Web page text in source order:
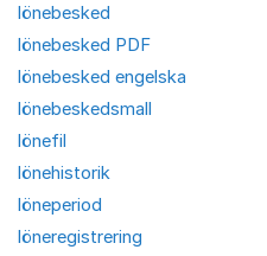
lönebesked
lönebesked PDF
lönebesked engelska
lönebeskedsmall
lönefil
lönehistorik
löneperiod
löneregistrering